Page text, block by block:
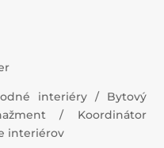
interiéry / Bytový
/ Koordinátor
interiérov